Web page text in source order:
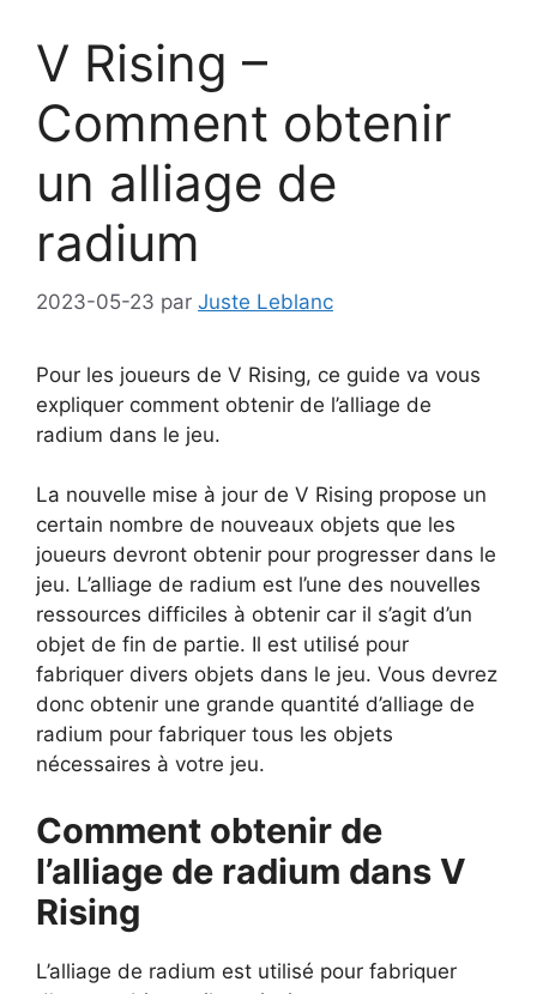
V Rising –
Comment obtenir
un alliage de
radium
2023-05-23 par Juste Leblanc
Pour les joueurs de V Rising, ce guide va vous
expliquer comment obtenir de l’alliage de
radium dans le jeu.
La nouvelle mise à jour de V Rising propose un
certain nombre de nouveaux objets que les
joueurs devront obtenir pour progresser dans le
jeu. L’alliage de radium est l’une des nouvelles
ressources difficiles à obtenir car il s’agit d’un
objet de fin de partie. Il est utilisé pour
fabriquer divers objets dans le jeu. Vous devrez
donc obtenir une grande quantité d’alliage de
radium pour fabriquer tous les objets
nécessaires à votre jeu.
Comment obtenir de
l’alliage de radium dans V
Rising
L’alliage de radium est utilisé pour fabriquer